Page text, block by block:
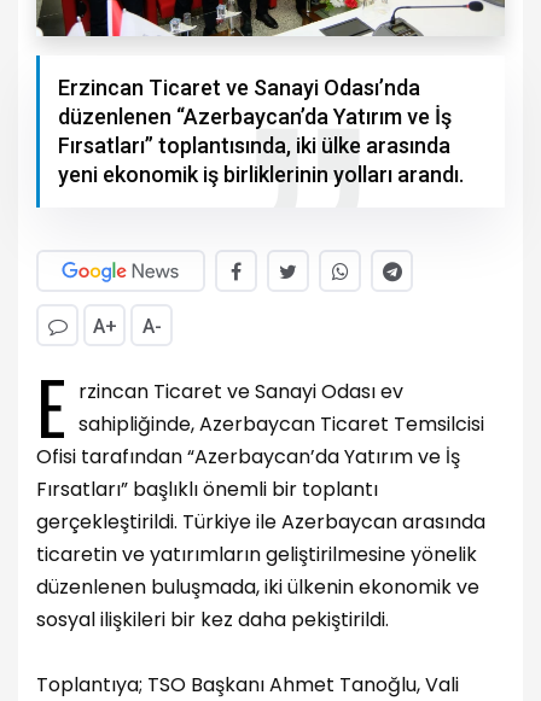
Erzincan Ticaret ve Sanayi Odası’nda
düzenlenen “Azerbaycan’da Yatırım ve İş
Fırsatları” toplantısında, iki ülke arasında
yeni ekonomik iş birliklerinin yolları arandı.
A+ A-
E rzincan Ticaret ve Sanayi Odası ev
sahipliğinde, Azerbaycan Ticaret Temsilcisi
Ofisi tarafından “Azerbaycan’da Yatırım ve İş
Fırsatları” başlıklı önemli bir toplantı
gerçekleştirildi. Türkiye ile Azerbaycan arasında
ticaretin ve yatırımların geliştirilmesine yönelik
düzenlenen buluşmada, iki ülkenin ekonomik ve
sosyal ilişkileri bir kez daha pekiştirildi.
Toplantıya; TSO Başkanı Ahmet Tanoğlu, Vali